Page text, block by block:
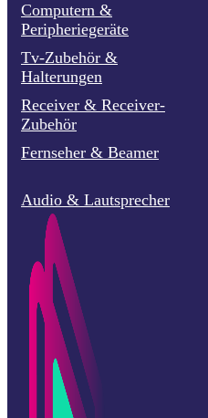
Computern &
Peripheriegeräte
Tv-Zubehör &
Halterungen
Receiver & Receiver-
Zubehör
Fernseher & Beamer
Audio & Lautsprecher